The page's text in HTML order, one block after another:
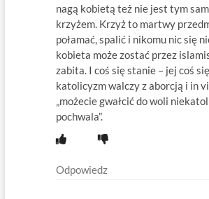
nagą kobietą też nie jest tym
krzyżem. Krzyż to martwy
połamać, spalić i nikomu nic się
kobieta może zostać przez
zabita. I coś się stanie – jej coś
katolicyzm walczy z aborcją i in
„możecie gwałcić do woli
pochwala”.
Odpowiedz